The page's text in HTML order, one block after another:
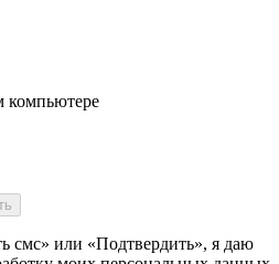
компьютере
смс» или «Подтвердить», я даю